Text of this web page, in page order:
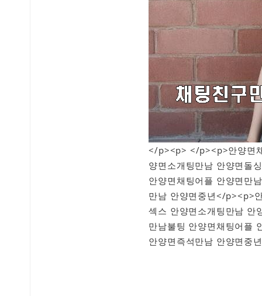
</p><p> </p><p>안양면
양면소개팅만남 안양면돌
안양면채팅어플 안양면만
만남 안양면중년</p><p>
섹스 안양면소개팅만남 안
만남불팅 안양면채팅어플
안양면즉석만남 안양면중